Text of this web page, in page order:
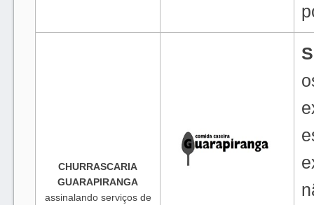
CHURRASCARIA
GUARAPIRANGA
assinalando serviços de